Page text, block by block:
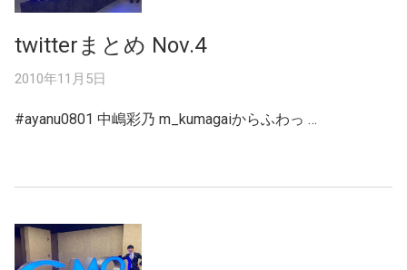
twitterまとめ Nov.4
2010年11月5日
#ayanu0801 中嶋彩乃 m_kumagaiからふわっ …